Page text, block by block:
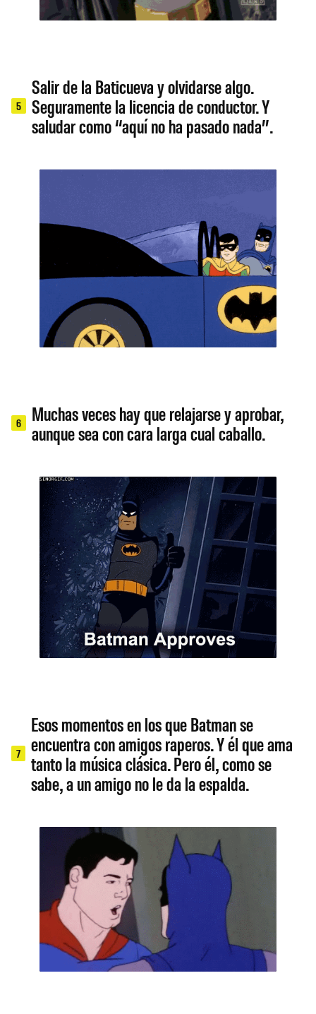
5
Salir de la Baticueva y olvidarse algo.
Seguramente la licencia de conductor. Y
saludar como “aquí no ha pasado nada”.
6
Muchas veces hay que relajarse y aprobar,
aunque sea con cara larga cual caballo.
7
Esos momentos en los que Batman se
encuentra con amigos raperos. Y él que ama
tanto la música clásica. Pero él, como se
sabe, a un amigo no le da la espalda.